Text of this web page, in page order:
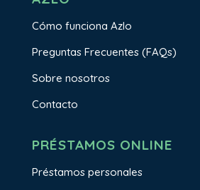
Cómo funciona Azlo
Preguntas Frecuentes (FAQs)
Sobre nosotros
Contacto
PRÉSTAMOS ONLINE
Préstamos personales